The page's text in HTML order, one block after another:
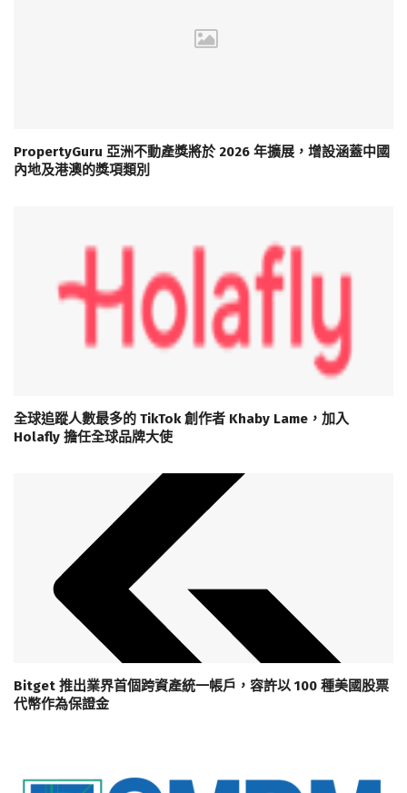
PropertyGuru 亞洲不動產獎將於 2026 年擴展，增設涵蓋中國
內地及港澳的獎項類別
全球追蹤人數最多的 TikTok 創作者 Khaby Lame，加入
Holafly 擔任全球品牌大使
Bitget 推出業界首個跨資產統一帳戶，容許以 100 種美國股票
代幣作為保證金